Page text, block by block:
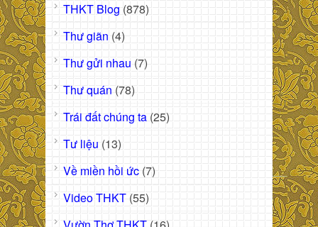
THKT Blog (878)
Thư giãn (4)
Thư gửi nhau (7)
Thư quán (78)
Trái đất chúng ta (25)
Tư liệu (13)
Về miền hồi ức (7)
Video THKT (55)